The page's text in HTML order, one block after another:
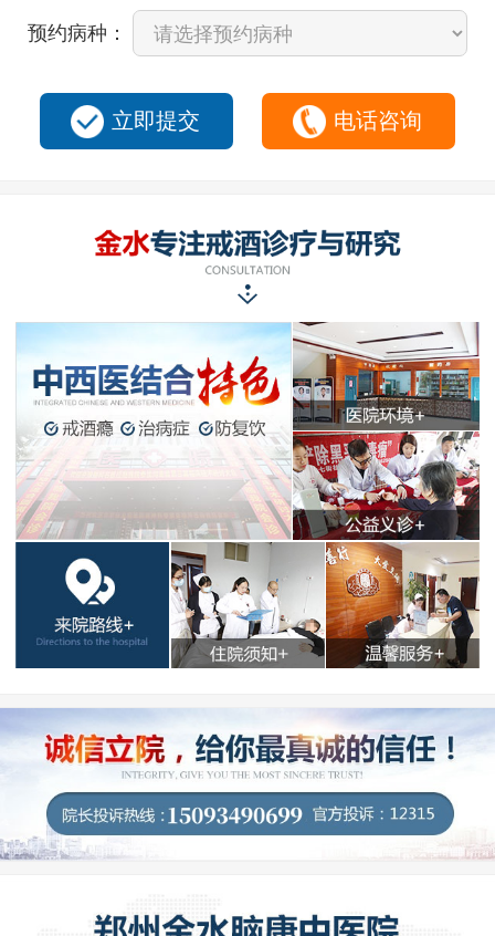
预约病种：
立即提交 电话咨询